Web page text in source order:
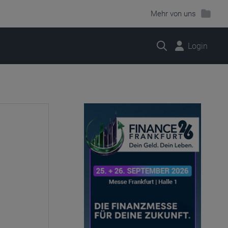
Mehr von uns
Suche Login